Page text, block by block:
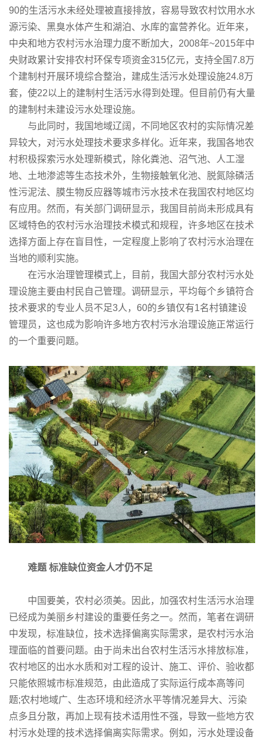
90的生活污水未经处理被直接排放，容易导致农村饮用水水
源污染、黑臭水体产生和湖泊、水库的富营养化。近年来，
中央和地方农村污水治理力度不断加大，2008年~2015年中
央财政累计安排农村环保专项资金315亿元，支持全国7.8万
个建制村开展环境综合整治，建成生活污水处理设施24.8万
套，使22以上的建制村生活污水得到处理。但目前仍有大量
的建制村未建设污水处理设施。
与此同时，我国地域辽阔，不同地区农村的实际情况差
异较大，对污水处理技术要求多样化。近年来，我国各地农
村积极探索污水处理新模式，除化粪池、沼气池、人工湿
地、土地渗滤等生态技术外，生物接触氧化池、脱氮除磷活
性污泥法、膜生物反应器等城市污水技术在我国农村地区均
有应用。然而，有关部门调研显示，我国目前尚未形成具有
区域特色的农村污水治理技术模式和规程，许多地区在技术
选择方面上存在盲目性，一定程度上影响了农村污水治理在
当地的顺利实施。
在污水治理管理模式上，目前，我国大部分农村污水处
理设施主要由村民自己管理。调研显示，平均每个乡镇符合
技术要求的专业人员不足3人，60的乡镇仅有1名村镇建设
管理员，这也成为影响许多地方农村污水治理设施正常运行
的一个重要问题。
难题 标准缺位资金人才仍不足
中国要美，农村必须美。因此，加强农村生活污水治理
已经成为美丽乡村建设的重要任务之一。然而，笔者在调研
中发现，标准缺位，技术选择偏离实际需求，是农村污水治
理面临的首要问题。由于尚未出台农村生活污水排放标准，
农村地区的出水水质和对工程的设计、施工、评价、验收都
只能依照城市标准规范，由此造成了实际运行成本高等问
题;农村地域广、生态环境和经济水平等情况差异大、污染
点多且分散，再加上现有技术适用性不强，导致一些地方农
村污水处理的技术选择偏离实际需求。例如，污水处理设备